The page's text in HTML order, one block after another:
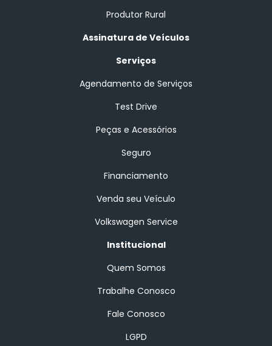
Produtor Rural
Assinatura de Veículos
Serviços
Agendamento de Serviços
Test Drive
Peças e Acessórios
Seguro
Financiamento
Venda seu Veículo
Volkswagen Service
Institucional
Quem Somos
Trabalhe Conosco
Fale Conosco
LGPD